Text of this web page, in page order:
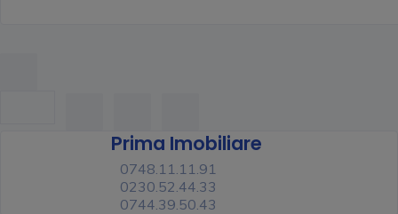
Prima Imobiliare
0748.11.11.91
0230.52.44.33
0744.39.50.43